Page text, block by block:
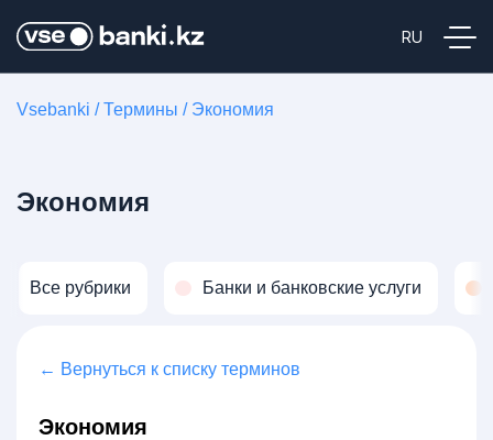
Vsebanki /Термины / Экономия
Экономия
Все рубрики Банки и банковские услуги
← Вернуться к списку терминов
Экономия